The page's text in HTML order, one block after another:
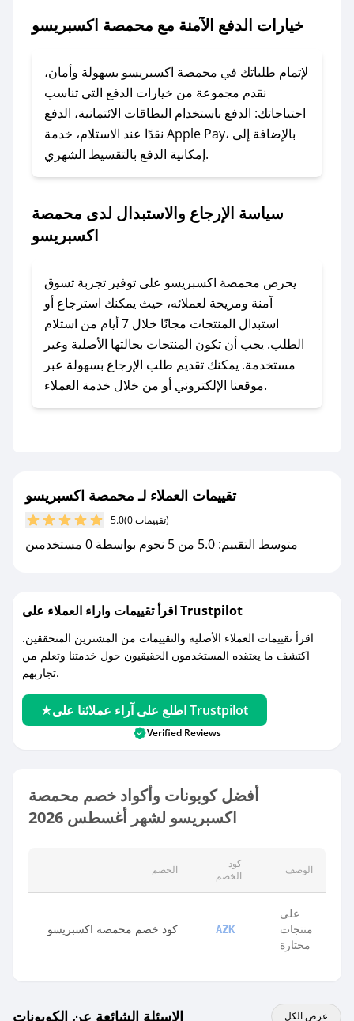
### ماذا أفعل إذا لم يعمل كود الخصم؟
الرسائل الخاصة على تويتر أو البريد الإلكتروني،
وسنقوم بحل المشكلة في أسرع وقت ممكن.
### ماذا أفعل إذا لم أجد كود خصم لمتجري
المفضل؟
في حال عدم توفر كوبونات لمتجرك المفضل، يمكنك
أسرع وقت ممكن.
محمصة اكسبريسو؟
للحصول على كوبونات وخصومات حصرية، قم بما
يلي:
في تطبيق صحصح.
- تابع حسابنا الرسمي على تويتر وقم بتفعيل زر
خيارات الدفع الآمنة مع محمصة اكسبريسو
لإتمام طلباتك في محمصة اكسبريسو بسهولة وأمان،
نقدم مجموعة من خيارات الدفع التي تناسب
احتياجاتك: الدفع باستخدام البطاقات الائتمانية، الدفع
نقدًا عند الاستلام، خدمة Apple Pay، بالإضافة إلى
إمكانية الدفع بالتقسيط الشهري.
سياسة الإرجاع والاستبدال لدى محمصة
اكسبريسو
يحرص محمصة اكسبريسو على توفير تجربة تسوق
آمنة ومريحة لعملائه، حيث يمكنك استرجاع أو
استبدال المنتجات مجانًا خلال 7 أيام من استلام
الطلب. يجب أن تكون المنتجات بحالتها الأصلية وغير
مستخدمة. يمكنك تقديم طلب الإرجاع بسهولة عبر
موقعنا الإلكتروني أو من خلال خدمة العملاء.
تقييمات العملاء لـ محمصة اكسبريسو
5.0 (0 تقييمات)
متوسط التقييم: 5.0 من 5 نجوم بواسطة 0 مستخدمين
اقرأ تقييمات واراء العملاء على Trustpilot
اقرأ تقييمات العملاء الأصلية والتقييمات من المشترين المتحققين.
اكتشف ما يعتقده المستخدمون الحقيقيون حول خدمتنا وتعلم من
تجاربهم.
اطلع على آراء عملائنا على Trustpilot
Verified Reviews
أفضل كوبونات وأكواد خصم محمصة
اكسبريسو لشهر أغسطس 2026
الخصم
كود
الخصم
الوصف
كود خصم محمصة اكسبريسو AZK
على
منتجات
مختارة
الاسئلة الشائعة عن الكوبونات عرض الكل